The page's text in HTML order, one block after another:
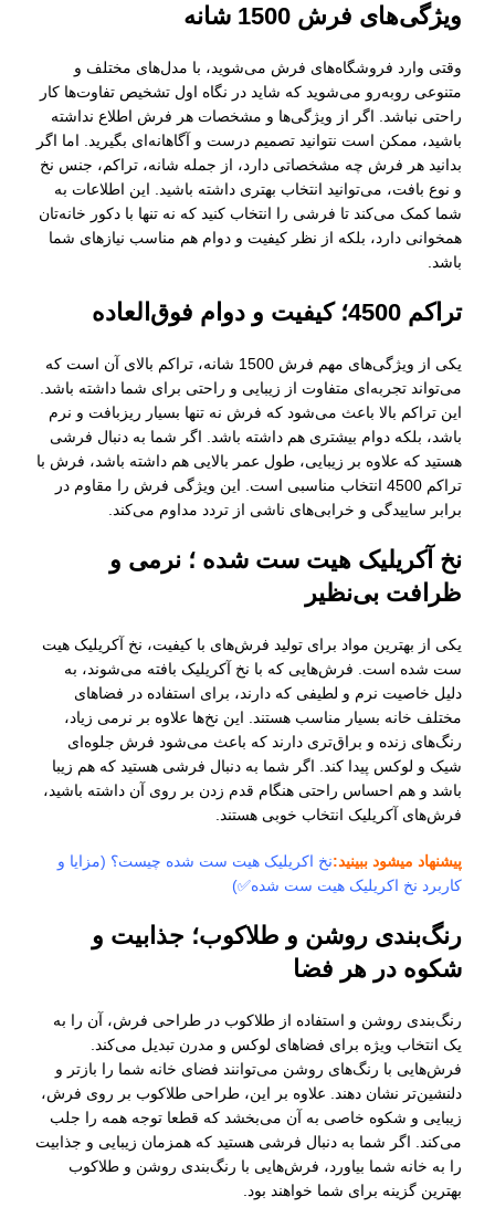
ویژگی‌های فرش 1500 شانه
وقتی وارد فروشگاه‌های فرش می‌شوید، با مدل‌های مختلف و
متنوعی روبه‌رو می‌شوید که شاید در نگاه اول تشخیص تفاوت‌ها کار
راحتی نباشد. اگر از ویژگی‌ها و مشخصات هر فرش اطلاع نداشته
باشید، ممکن است نتوانید تصمیم درست و آگاهانه‌ای بگیرید. اما اگر
بدانید هر فرش چه مشخصاتی دارد، از جمله شانه، تراکم، جنس نخ
و نوع بافت، می‌توانید انتخاب بهتری داشته باشید. این اطلاعات به
شما کمک می‌کند تا فرشی را انتخاب کنید که نه تنها با دکور خانه‌تان
همخوانی دارد، بلکه از نظر کیفیت و دوام هم مناسب نیازهای شما
باشد.
تراکم 4500؛ کیفیت و دوام فوق‌العاده
یکی از ویژگی‌های مهم فرش 1500 شانه، تراکم بالای آن است که
می‌تواند تجربه‌ای متفاوت از زیبایی و راحتی برای شما داشته باشد.
این تراکم بالا باعث می‌شود که فرش نه تنها بسیار ریزبافت و نرم
باشد، بلکه دوام بیشتری هم داشته باشد. اگر شما به دنبال فرشی
هستید که علاوه بر زیبایی، طول عمر بالایی هم داشته باشد، فرش با
تراکم 4500 انتخاب مناسبی است. این ویژگی فرش را مقاوم در
برابر ساییدگی و خرابی‌های ناشی از تردد مداوم می‌کند.
نخ آکریلیک هیت ست شده ؛ نرمی و
ظرافت بی‌نظیر
یکی از بهترین مواد برای تولید فرش‌های با کیفیت، نخ آکریلیک هیت
ست شده است. فرش‌هایی که با نخ آکریلیک بافته می‌شوند، به
دلیل خاصیت نرم و لطیفی که دارند، برای استفاده در فضاهای
مختلف خانه بسیار مناسب هستند. این نخ‌ها علاوه بر نرمی زیاد،
رنگ‌های زنده و براق‌تری دارند که باعث می‌شود فرش جلوه‌ای
شیک و لوکس پیدا کند. اگر شما به دنبال فرشی هستید که هم زیبا
باشد و هم احساس راحتی هنگام قدم زدن بر روی آن داشته باشید،
فرش‌های آکریلیک انتخاب خوبی هستند.
پیشنهاد میشود ببینید:نخ اکریلیک هیت ست شده چیست؟ (مزایا و
کاربرد نخ اکریلیک هیت ست شده✅)
رنگ‌بندی روشن و طلاکوب؛ جذابیت و
شکوه در هر فضا
رنگ‌بندی روشن و استفاده از طلاکوب در طراحی فرش، آن را به
یک انتخاب ویژه برای فضاهای لوکس و مدرن تبدیل می‌کند.
فرش‌هایی با رنگ‌های روشن می‌توانند فضای خانه شما را بازتر و
دلنشین‌تر نشان دهند. علاوه بر این، طراحی طلاکوب بر روی فرش،
زیبایی و شکوه خاصی به آن می‌بخشد که قطعا توجه همه را جلب
می‌کند. اگر شما به دنبال فرشی هستید که همزمان زیبایی و جذابیت
را به خانه شما بیاورد، فرش‌هایی با رنگ‌بندی روشن و طلاکوب
بهترین گزینه برای شما خواهند بود.